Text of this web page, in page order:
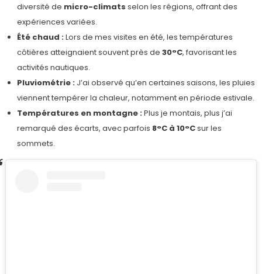
diversité de micro-climats selon les régions, offrant des
expériences variées.
Été chaud :Lors de mes visites en été, les températures
côtières atteignaient souvent près de 30°C, favorisant les
activités nautiques.
Pluviométrie :J’ai observé qu’en certaines saisons, les pluies
viennent tempérer la chaleur, notamment en période estivale.
Températures en montagne :Plus je montais, plus j’ai
remarqué des écarts, avec parfois 8°C à 10°Csur les
sommets.